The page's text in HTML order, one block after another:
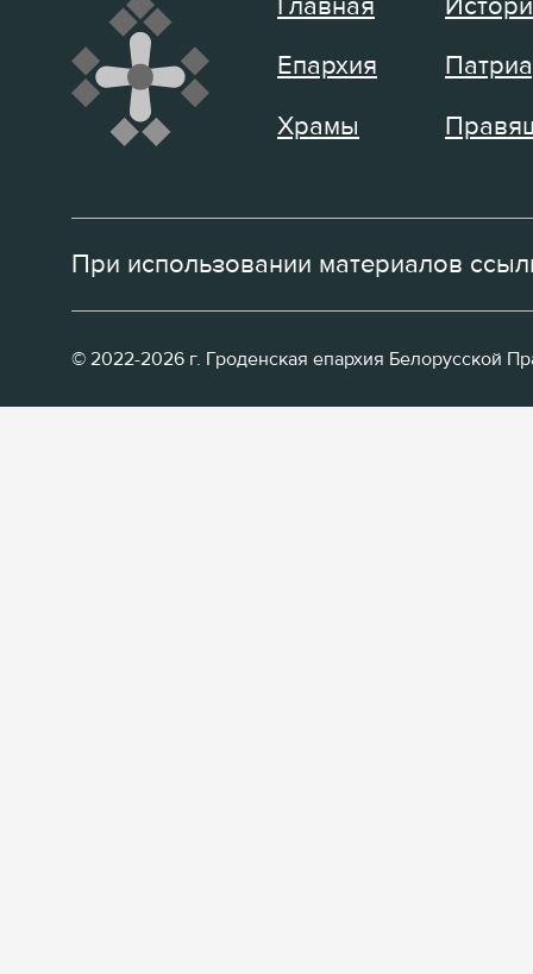
Главная
Епархия
Храмы
При использовании материалов
© 2022-2026 г. Гроденская епархия Белорусской